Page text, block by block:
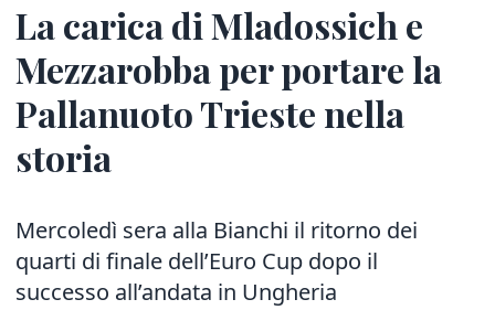
La carica di Mladossich e
Mezzarobba per portare la
Pallanuoto Trieste nella
storia
Mercoledì sera alla Bianchi il ritorno dei
quarti di finale dell’Euro Cup dopo il
successo all’andata in Ungheria